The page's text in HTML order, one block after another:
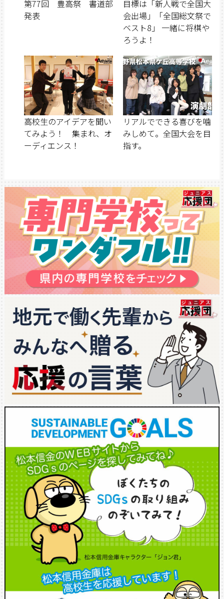
第77回 豊高祭 書道部
発表
目標は「新人戦で全国大
会出場」「全国総文祭で
ベスト8」 一緒に将棋や
ろうよ！
高校生のアイデアを聞い
てみよう！ 集まれ、オ
ーディエンス！
リアルでできる喜びを噛
みしめて。全国大会を目
指す。